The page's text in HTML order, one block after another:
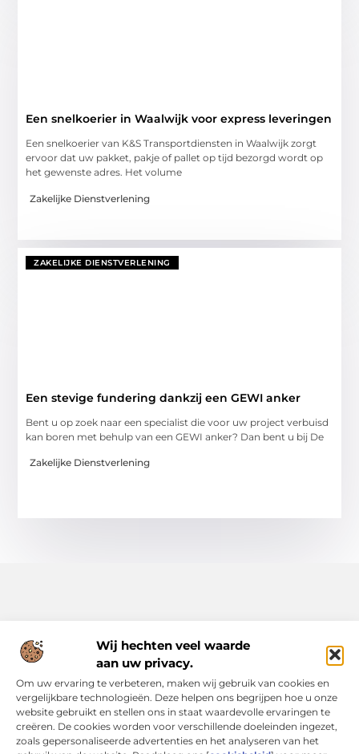
Wij hechten veel waarde
aan uw privacy.
Om uw ervaring te verbeteren, maken wij gebruik van cookies en
vergelijkbare technologieën. Deze helpen ons begrijpen hoe u onze
website gebruikt en stellen ons in staat waardevolle ervaringen te
creëren. De cookies worden voor verschillende doeleinden ingezet,
zoals gepersonaliseerde advertenties en het analyseren van het
Een snelkoerier in Waalwijk voor express leveringen
Een snelkoerier van K&S Transportdiensten in Waalwijk zorgt
ervoor dat uw pakket, pakje of pallet op tijd bezorgd wordt op
het gewenste adres. Het volume
Zakelijke Dienstverlening
ZAKELIJKE DIENSTVERLENING
Een stevige fundering dankzij een GEWI anker
Bent u op zoek naar een specialist die voor uw project verbuisd
kan boren met behulp van een GEWI anker? Dan bent u bij De
Zakelijke Dienstverlening
Alles uit het dagelijks leven, verzameld voor jou.
Ontdek een rijke verzameling blogs en artikelen die je
inspireren, informeren en verrijken, allemaal op Bsone.nl.
Bericht categorie